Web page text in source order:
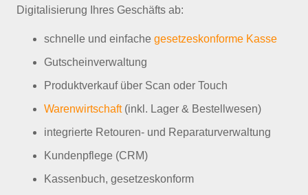
Digitalisierung Ihres Geschäfts ab:
schnelle und einfache gesetzeskonforme Kasse
Gutscheinverwaltung
Produktverkauf über Scan oder Touch
Warenwirtschaft(inkl. Lager & Bestellwesen)
integrierte Retouren- und Reparaturverwaltung
Kundenpflege (CRM)
Kassenbuch, gesetzeskonform